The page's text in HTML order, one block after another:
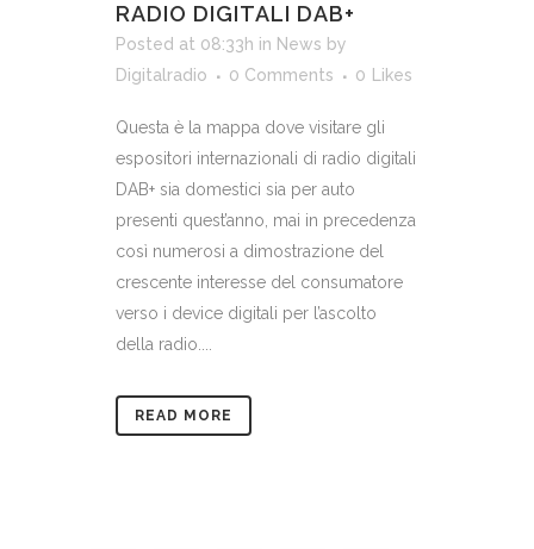
RADIO DIGITALI DAB+
Posted at 08:33h in News by
Digitalradio
0 Comments 0 Likes
Questa è la mappa dove visitare gli
espositori internazionali di radio digitali
DAB+ sia domestici sia per auto
presenti quest’anno, mai in precedenza
così numerosi a dimostrazione del
crescente interesse del consumatore
verso i device digitali per l’ascolto
della radio....
READ MORE